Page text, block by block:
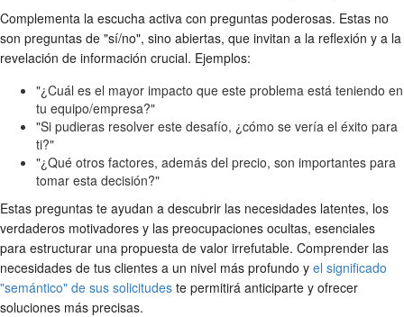
Complementa la escucha activa con preguntas poderosas. Estas no
son preguntas de "sí/no", sino abiertas, que invitan a la reflexión y a la
revelación de información crucial. Ejemplos:
"¿Cuál es el mayor impacto que este problema está teniendo en
tu equipo/empresa?"
"Si pudieras resolver este desafío, ¿cómo se vería el éxito para
ti?"
"¿Qué otros factores, además del precio, son importantes para
tomar esta decisión?"
Estas preguntas te ayudan a descubrir las necesidades latentes, los
verdaderos motivadores y las preocupaciones ocultas, esenciales
para estructurar una propuesta de valor irrefutable. Comprender las
necesidades de tus clientes a un nivel más profundo y el significado
"semántico" de sus solicitudes te permitirá anticiparte y ofrecer
soluciones más precisas.